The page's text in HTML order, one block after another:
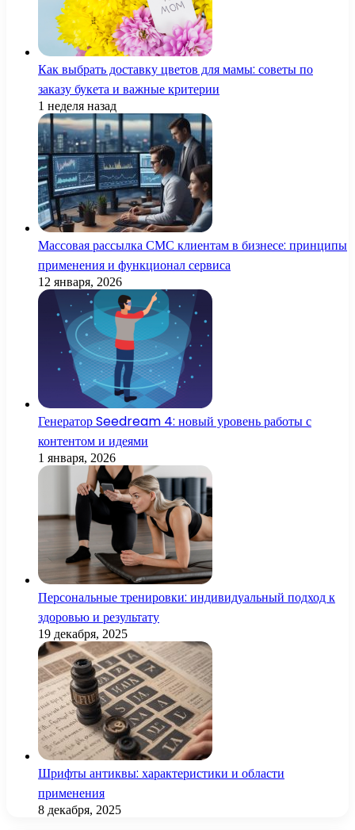
Как выбрать доставку цветов для мамы: советы по
заказу букета и важные критерии
1 неделя назад
Массовая рассылка СМС клиентам в бизнесе: принципы
применения и функционал сервиса
12 января, 2026
Генератор Seedream 4: новый уровень работы с
контентом и идеями
1 января, 2026
Персональные тренировки: индивидуальный подход к
здоровью и результату
19 декабря, 2025
Шрифты антиквы: характеристики и области
применения
8 декабря, 2025